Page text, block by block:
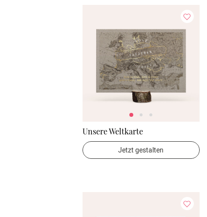
Unsere Weltkarte
Jetzt gestalten